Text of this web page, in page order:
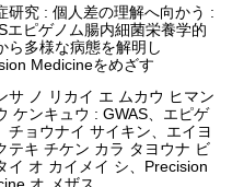
研究 : 個人差の理解へ向かう :
エピゲノム腸内細菌栄養学的
ら多様な病態を解明し
Medicineをめざす
サ ノ リカイ エ ムカウ ヒマン
ケンキュウ : GWAS、エピゲ
チョウナイ サイキン、エイヨ
テキ チケン カラ タヨウナ ビ
イ オ カイメイ シ、Precision
オ メザス